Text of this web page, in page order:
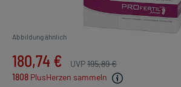
Abbildung ähnlich
180,74 € UVP195,89 €
1808 PlusHerzen sammeln